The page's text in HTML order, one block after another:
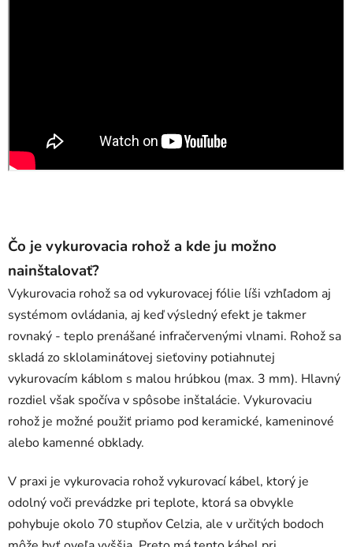
Čo je vykurovacia rohož a kde ju možno
nainštalovať?
Vykurovacia rohož sa od vykurovacej fólie líši vzhľadom aj
systémom ovládania, aj keď výsledný efekt je takmer
rovnaký - teplo prenášané infračervenými vlnami. Rohož sa
skladá zo sklolaminátovej sieťoviny potiahnutej
vykurovacím káblom s malou hrúbkou (max. 3 mm). Hlavný
rozdiel však spočíva v spôsobe inštalácie. Vykurovaciu
rohož je možné použiť priamo pod keramické, kameninové
alebo kamenné obklady.
V praxi je vykurovacia rohož vykurovací kábel, ktorý je
odolný voči prevádzke pri teplote, ktorá sa obvykle
pohybuje okolo 70 stupňov Celzia, ale v určitých bodoch